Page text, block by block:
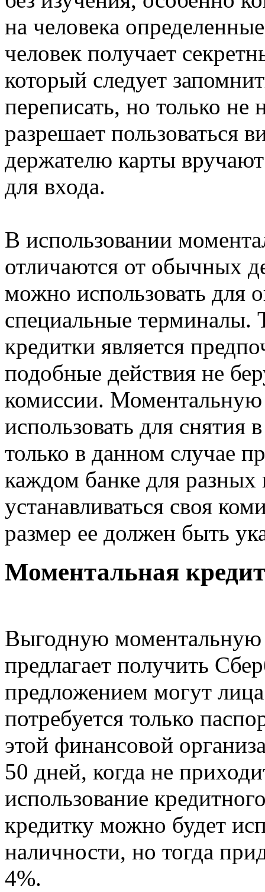
на человека
человек получает
который следует
переписать, но только не
разрешает пользоваться
держателю карты
для входа.
В использовании
отличаются от обычных
можно использовать для
специальные терминалы.
кредитки является
подобные действия не
комиссии.
использовать для снятия
только в данном случае
каждом банке для разных
устанавливаться своя
размер ее должен быть
Моментальная
Выгодную моментальную
предлагает получить
предложением могут
потребуется только
этой финансовой
50 дней, когда не
использование
кредитку можно будет
наличности, но тогда
4%.